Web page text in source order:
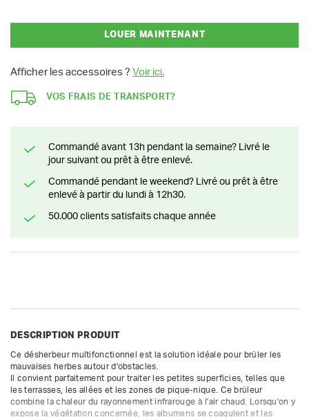
LOUER MAINTENANT
Afficher les accessoires ? Voir ici.
VOS FRAIS DE TRANSPORT?
Commandé avant 13h pendant la semaine? Livré le
jour suivant ou prêt à être enlevé.
Commandé pendant le weekend? Livré ou prêt à être
enlevé à partir du lundi à 12h30.
50.000 clients satisfaits chaque année
DESCRIPTION PRODUIT
Ce désherbeur multifonctionnel est la solution idéale pour brûler les
mauvaises herbes autour d'obstacles.
Il convient parfaitement pour traiter les petites superficies, telles que
les terrasses, les allées et les zones de pique-nique. Ce brûleur
combine la chaleur du rayonnement infrarouge à l'air chaud. Lorsqu'on y
expose la végétation concernée, les albumens se coagulent et les